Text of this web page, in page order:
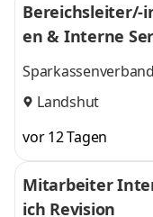
Bereichsleiter/-
en & Interne
Landshut
vor 12 Tagen
Mitarbeiter
ich Revision